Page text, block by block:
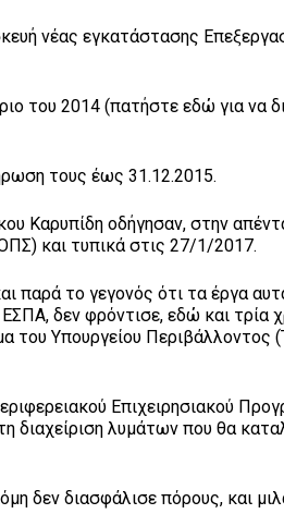
νέας εγκατάστασης
του 2014 (πατήστε εδώ για να
τους έως 31.12.2015.
Καρυπίδη οδήγησαν, στην
και τυπικά στις 27/1/2017.
παρά το γεγονός ότι τα έργα
δεν φρόντισε, εδώ και τρία
του Υπουργείου Περιβάλλοντος
Επιχειρησιακού
διαχείριση λυμάτων που θα
δεν διασφάλισε πόρους, και